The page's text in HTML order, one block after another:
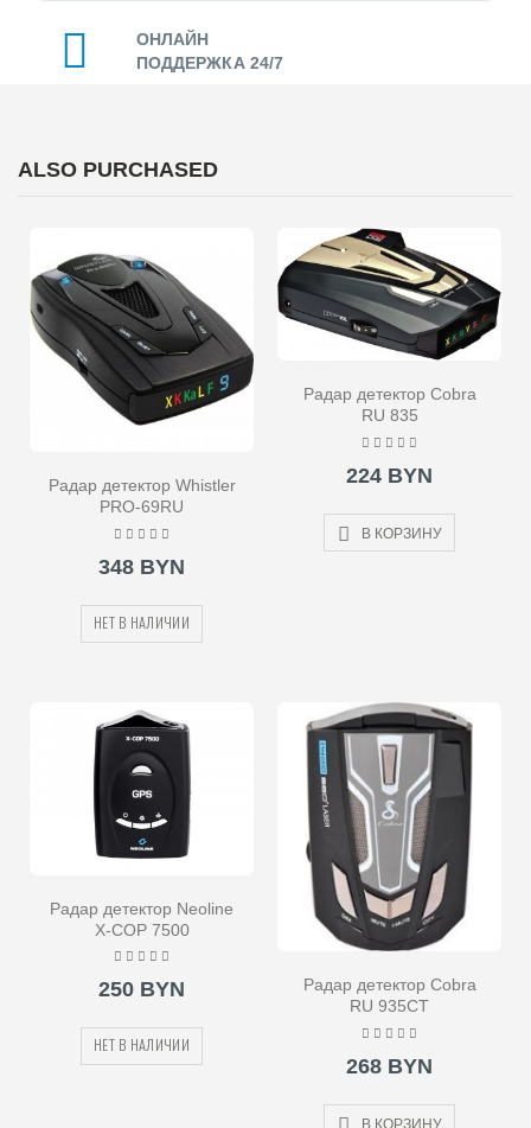
ОНЛАЙН
ПОДДЕРЖКА 24/7
ALSO PURCHASED
Радар детектор Whistler
PRO-69RU
348 BYN
НЕТ В НАЛИЧИИ
Радар детектор Cobra
RU 835
224 BYN
В КОРЗИНУ
Радар детектор Neoline
X-COP 7500
250 BYN
НЕТ В НАЛИЧИИ
Радар детектор Cobra
RU 935CT
268 BYN
В КОРЗИНУ